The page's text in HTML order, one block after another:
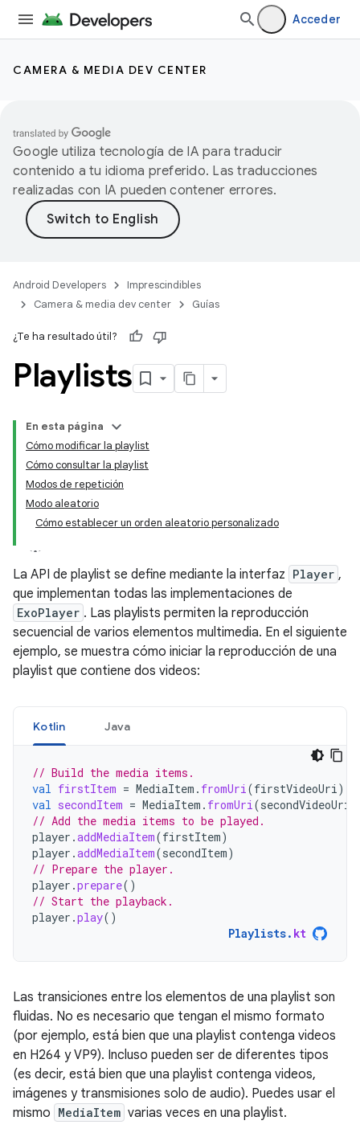
Acceder
CAMERA & MEDIA DEV CENTER
Google utiliza tecnología de IA para traducir
contenido a tu idioma preferido. Las traducciones
realizadas con IA pueden contener errores.
Android Developers
Imprescindibles
Camera & media dev center
Guías
¿Te ha resultado útil?
Playlists
En esta página
Cómo modificar la playlist
Cómo consultar la playlist
Modos de repetición
Modo aleatorio
Cómo establecer un orden aleatorio personalizado
La API de playlist se define mediante la interfaz Player ,
que implementan todas las implementaciones de
ExoPlayer . Las playlists permiten la reproducción
secuencial de varios elementos multimedia. En el siguiente
ejemplo, se muestra cómo iniciar la reproducción de una
playlist que contiene dos videos:
Kotlin Java
// Build the media items.
val firstItem = MediaItem . fromUri(firstVideoUri)
val secondItem = MediaItem . fromUri(secondVideoUri
// Add the media items to be played.
player .addMediaItem(firstItem)
player .addMediaItem(secondItem)
// Prepare the player.
player .prepare()
// Start the playback.
player .play()
Playlists. kt
Las transiciones entre los elementos de una playlist son
fluidas. No es necesario que tengan el mismo formato
(por ejemplo, está bien que una playlist contenga videos
en H264 y VP9). Incluso pueden ser de diferentes tipos
(es decir, está bien que una playlist contenga videos,
imágenes y transmisiones solo de audio). Puedes usar el
mismo MediaItem varias veces en una playlist.